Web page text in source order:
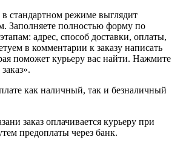
стандартном режиме выглядит
Заполняете полностью форму по
адрес, способ доставки, оплаты,
в комментарии к заказу написать
поможет курьеру вас найти. Нажмите
как наличный, так и безналичный
заказ оплачивается курьеру при
предоплаты через банк.